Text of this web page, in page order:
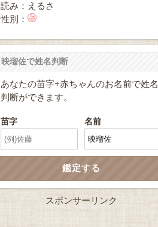
読み：えるさ
性別：
映瑠佐で姓名判断
あなたの苗字+赤ちゃんのお名前で姓名
判断ができます。
苗字 名前
スポンサーリンク